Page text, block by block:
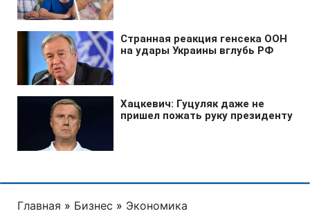
Главная » Бизнес » Экономика